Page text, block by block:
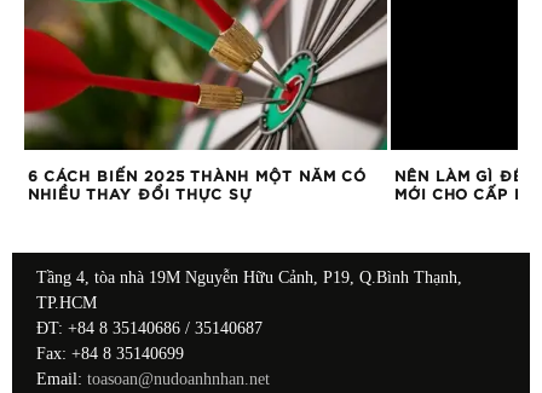
6 CÁCH BIẾN 2025 THÀNH MỘT NĂM CÓ
NHIỀU THAY ĐỔI THỰC SỰ
NÊN LÀM GÌ ĐỂ
MỚI CHO CẤP
Tầng 4, tòa nhà 19M Nguyễn Hữu Cảnh, P19, Q.Bình Thạnh,
TP.HCM
ĐT: +84 8 35140686 / 35140687
Fax: +84 8 35140699
Email: toasoan@nudoanhnhan.net